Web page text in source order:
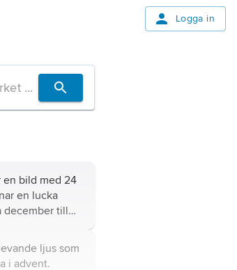
Logga in
bild med 24
en lucka
december till
ljus som
i advent.